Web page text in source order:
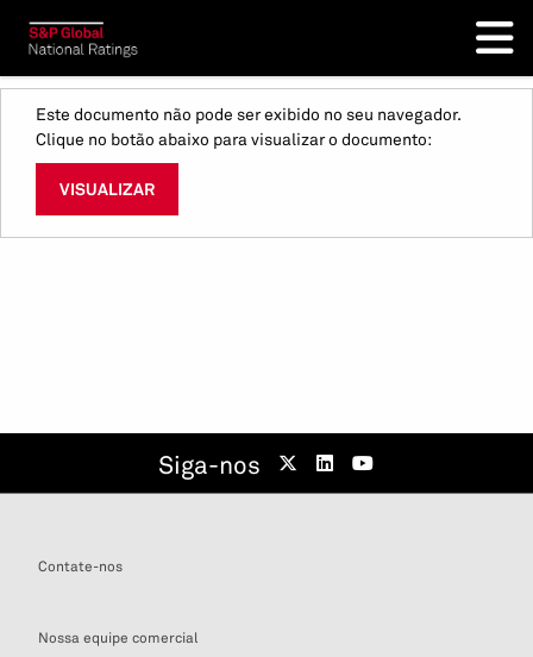
Este documento não pode ser exibido no seu navegador.
Clique no botão abaixo para visualizar o documento:
VISUALIZAR
Siga-nos
Contate-nos
Nossa equipe comercial